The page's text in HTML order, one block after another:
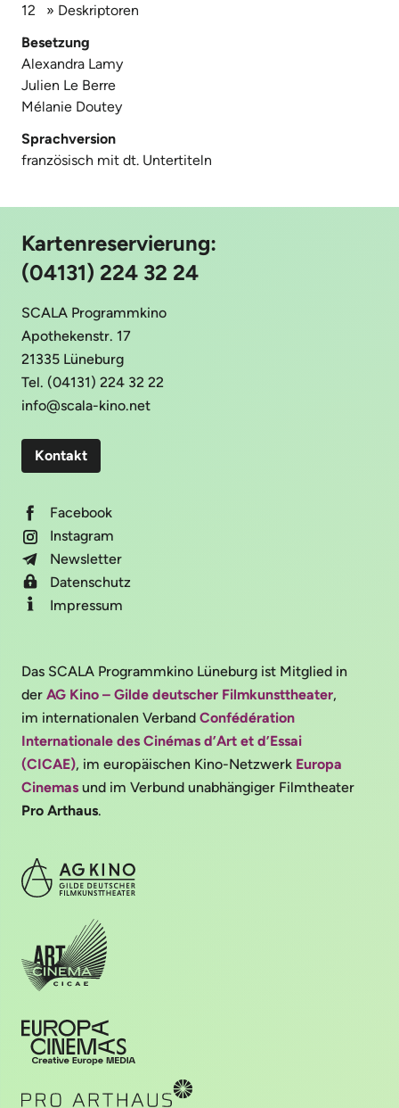
12
» Deskriptoren
Besetzung
Alexandra Lamy
Julien Le Berre
Mélanie Doutey
Sprachversion
französisch mit dt. Untertiteln
Kartenreservierung:
(04131) 224 32 24
SCALA Programmkino
Apothekenstr. 17
21335 Lüneburg
Tel. (04131) 224 32 22
info@scala-kino.net
Kontakt
Facebook
Instagram
Newsletter
Datenschutz
Impressum
Das SCALA Programmkino Lüneburg ist Mitglied in
der AG Kino – Gilde deutscher Filmkunsttheater,
im internationalen Verband Confédération
Internationale des Cinémas d’Art et d’Essai
(CICAE), im europäischen Kino-Netzwerk Europa
Cinemas und im Verbund unabhängiger Filmtheater
Pro Arthaus.